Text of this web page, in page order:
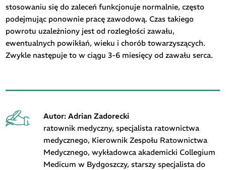
stosowaniu się do zaleceń funkcjonuje normalnie, często
podejmując ponownie pracę zawodową. Czas takiego
powrotu uzależniony jest od rozległości zawału,
ewentualnych powikłań, wieku i chorób towarzyszących.
Zwykle następuje to w ciągu 3-6 miesięcy od zawału serca.
Autor: Adrian Zadorecki
ratownik medyczny, specjalista ratownictwa
medycznego, Kierownik Zespołu Ratownictwa
Medycznego, wykładowca akademicki Collegium
Medicum w Bydgoszczy, starszy specjalista do